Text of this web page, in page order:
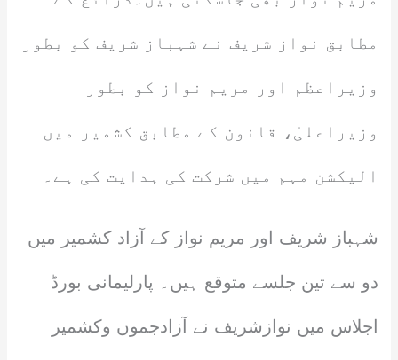
مطابق نواز شریف نے شہباز شریف کو بطور
وزیراعظم اور مریم نواز کو بطور
وزیراعلیٰ، قانون کے مطابق کشمیر میں
الیکشن مہم میں شرکت کی ہدایت کی ہے۔
شہباز شریف اور مریم نواز کے آزاد کشمیر میں
دو سے تین جلسے متوقع ہیں۔ پارلیمانی بورڈ
اجلاس میں نوازشریف نے آزادجموں وکشمیر